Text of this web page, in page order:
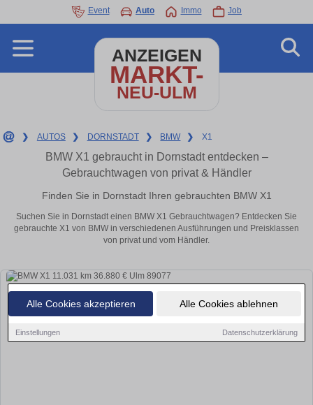
Alle Cookies akzeptieren Alle Cookies ablehnen
Einstellungen Datenschutzerklärung
Event Auto Immo Job
ANZEIGEN
MARKT-
NEU-ULM
❯ AUTOS ❯ DORNSTADT ❯ BMW ❯ X1
BMW X1 gebraucht in Dornstadt entdecken –
Gebrauchtwagen von privat & Händler
Finden Sie in Dornstadt Ihren gebrauchten BMW X1
Suchen Sie in Dornstadt einen BMW X1 Gebrauchtwagen? Entdecken Sie
gebrauchte X1 von BMW in verschiedenen Ausführungen und Preisklassen
von privat und vom Händler.